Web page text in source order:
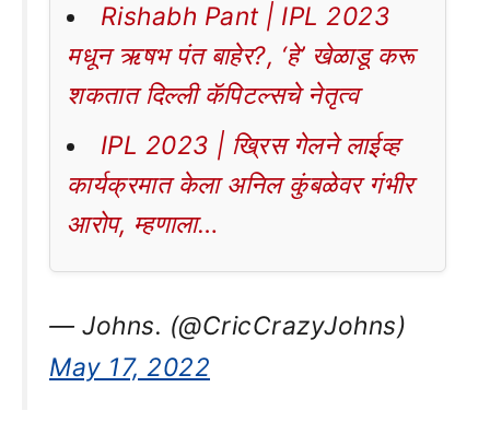
Rishabh Pant | IPL 2023
मधून ऋषभ पंत बाहेर?, ‘हे’ खेळाडू करू
शकतात दिल्ली कॅपिटल्सचे नेतृत्व
IPL 2023 | ख्रिस गेलने लाईव्ह
कार्यक्रमात केला अनिल कुंबळेवर गंभीर
आरोप, म्हणाला…
— Johns. (@CricCrazyJohns)
May 17, 2022